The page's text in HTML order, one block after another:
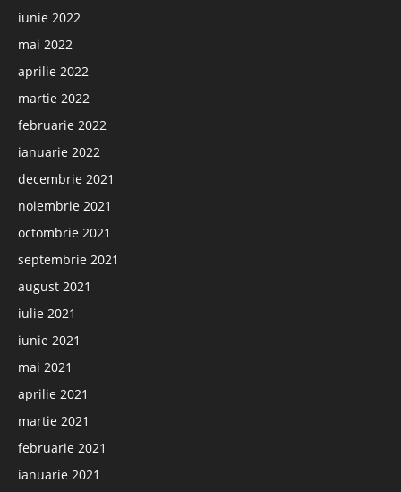
iunie 2022
mai 2022
aprilie 2022
martie 2022
februarie 2022
ianuarie 2022
decembrie 2021
noiembrie 2021
octombrie 2021
septembrie 2021
august 2021
iulie 2021
iunie 2021
mai 2021
aprilie 2021
martie 2021
februarie 2021
ianuarie 2021